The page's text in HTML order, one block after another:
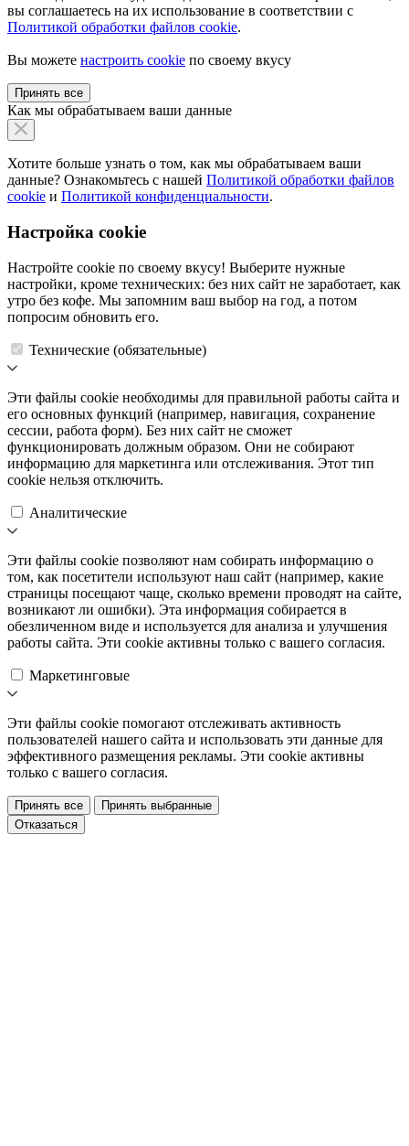
вы соглашаетесь на их использование в соответствии с
Политикой обработки файлов cookie.
Вы можете настроить cookie по своему вкусу
Принять все
Как мы обрабатываем ваши данные
Хотите больше узнать о том, как мы обрабатываем ваши
данные? Ознакомьтесь с нашей Политикой обработки файлов
cookie и Политикой конфиденциальности.
Настройка cookie
Настройте cookie по своему вкусу! Выберите нужные
настройки, кроме технических: без них сайт не заработает, как
утро без кофе. Мы запомним ваш выбор на год, а потом
попросим обновить его.
Технические (обязательные)
Эти файлы cookie необходимы для правильной работы сайта и
его основных функций (например, навигация, сохранение
сессии, работа форм). Без них сайт не сможет
функционировать должным образом. Они не собирают
информацию для маркетинга или отслеживания. Этот тип
cookie нельзя отключить.
Аналитические
Эти файлы cookie позволяют нам собирать информацию о
том, как посетители используют наш сайт (например, какие
страницы посещают чаще, сколько времени проводят на сайте,
возникают ли ошибки). Эта информация собирается в
обезличенном виде и используется для анализа и улучшения
работы сайта. Эти cookie активны только с вашего согласия.
Маркетинговые
Эти файлы cookie помогают отслеживать активность
пользователей нашего сайта и использовать эти данные для
эффективного размещения рекламы. Эти cookie активны
только с вашего согласия.
Принять все
Принять выбранные
Отказаться